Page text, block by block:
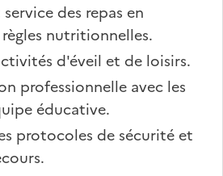
des repas en
nutritionnelles.
d'éveil et de loisirs.
professionnelle avec les
éducative.
protocoles de sécurité et